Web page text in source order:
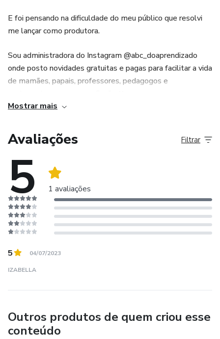
E foi pensando na dificuldade do meu público que resolvi
me lançar como produtora.
Sou administradora do Instagram @abc_doaprendizado
onde posto novidades gratuitas e pagas para facilitar a vida
de mamães, papais, professores, pedagogos e
Espero poder agregar na vida de cada um.
Obrigada pela confiança 🙏🏻
Mostrar mais
Avaliações
5 1 avaliações
Filtrar
5 04/07/2023
IZABELLA
Outros produtos de quem criou esse
conteúdo